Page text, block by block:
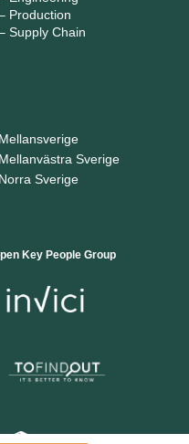
Production
Supply Chain
Mellansverige
Mellanvästra Sverige
Norra Sverige
Key People Group